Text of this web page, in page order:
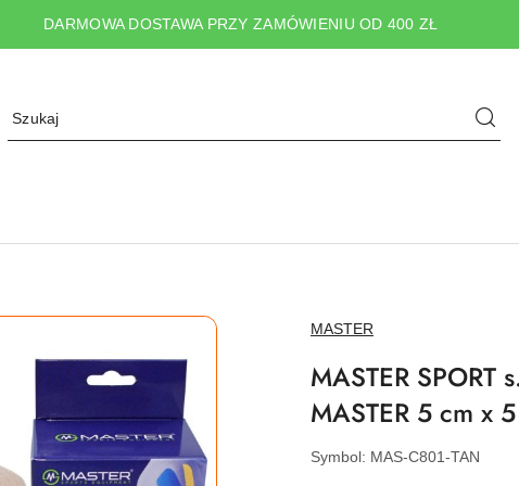
DARMOWA DOSTAWA PRZY ZAMÓWIENIU OD 400 ZŁ
NAZWA
PRODUCENTA:
MASTER
MASTER SPORT
MASTER 5 cm x
Symbol: MAS-C801-TAN